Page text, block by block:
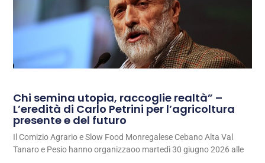
Chi semina utopia, raccoglie realtà” –
L’eredità di Carlo Petrini per l’agricoltura
presente e del futuro
Il Comizio Agrario e Slow Food Monregalese Cebano Alta Val
Tanaro e Pesio hanno organizzaoo martedì 30 giugno 2026 alle